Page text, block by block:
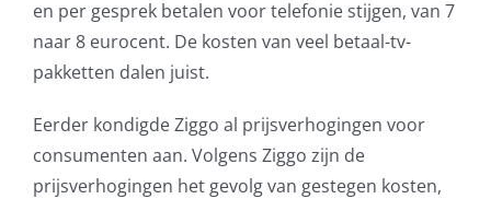
en per gesprek betalen voor telefonie stijgen, van 7
naar 8 eurocent. De kosten van veel betaal-tv-
pakketten dalen juist.
Eerder kondigde Ziggo al prijsverhogingen voor
consumenten aan. Volgens Ziggo zijn de
prijsverhogingen het gevolg van gestegen kosten,